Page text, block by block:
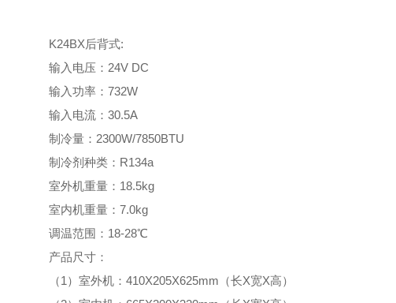
K24BX后背式:
输入电压：24V DC
输入功率：732W
输入电流：30.5A
制冷量：2300W/7850BTU
制冷剂种类：R134a
室外机重量：18.5kg
室内机重量：7.0kg
调温范围：18-28℃
产品尺寸：
（1）室外机：410X205X625mm（长X宽X高）